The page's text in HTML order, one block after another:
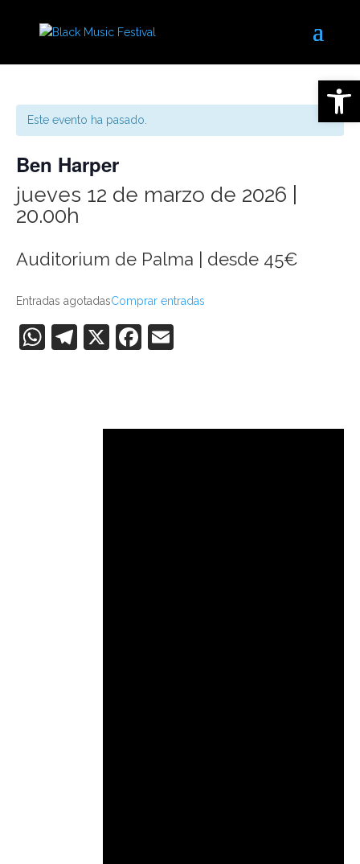
Este evento ha pasado.
Ben Harper
jueves 12 de marzo de 2026 |
20.00h
Auditorium de Palma | desde 45€
Entradas agotadasComprar entradas
WhatsApp
Telegram
X Facebook
Abrir